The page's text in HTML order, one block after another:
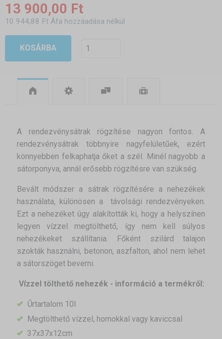
13 900,00 Ft
10 944,88 Ft Áfa hozzáadása nélkül
KOSÁRBA
A rendezvénysátrak rögzítése nagyon fontos. A
rendezvénysátrak többnyire nagyfelületűek, ezért
könnyebben felkaphatja őket a szél. Minél nagyobb a
sátorponyva, annál erősebb rögzítésre van szükség.
Bevált módszer a sátrak rögzítésére a nehezékek
használata, különösen a távolsági rendezvényeken.
Ezt a nehezéket úgy alakították ki, hogy a helyszínen
legyen vízzel megtölthető, így nem kell súlyos
nehezékeket szállítania. Főként szilárd talajon
szokták használni, betonon, aszfalton, ahol nem lehet
a sátorszöget beverni.
Vízzel tölthető nehezék - információ a termékről:
Űrtartalom 10l
Megtölthető vízzel, homokkal vagy kaviccsal
37x37x12cm